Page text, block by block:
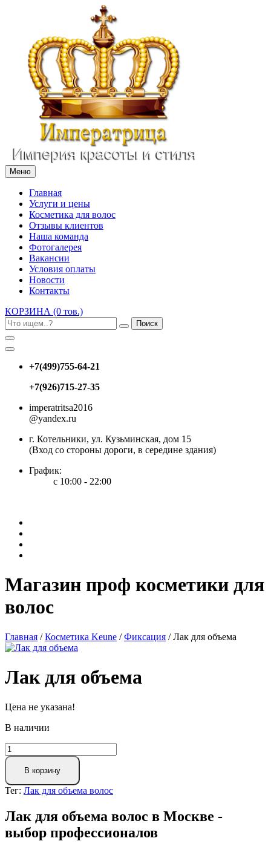
Меню
Главная
Услуги и цены
Косметика для волос
Отзывы клиентов
Наша команда
Фотогалерея
Вакансии
Условия оплаты
Новости
Контакты
КОРЗИНА (0 тов.)
Поиск
+7(499)755-64-21
+7(926)715-27-35
imperatritsa2016
@yandex.ru
г. Котельники, ул. Кузьминская, дом 15
(Вход со стороны дороги, в середине здания)
График:
с 10:00 - 22:00
Магазин проф косметики для
волос
Главная /Косметика Keune /Фиксация / Лак для объема
Лак для объема
Цена не указана!
В наличии
В корзину
Тег: Лак для объема волос
Лак для объема волос в Москве -
выбор профессионалов